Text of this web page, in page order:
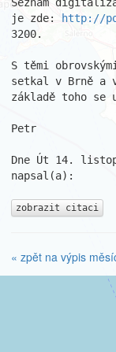
je zde:
http://
3200.
S těmi
setkal v Brně a
základě toho se
Petr
Dne Út 14.
napsal(a):
zobrazit citaci
« zpět na výpis